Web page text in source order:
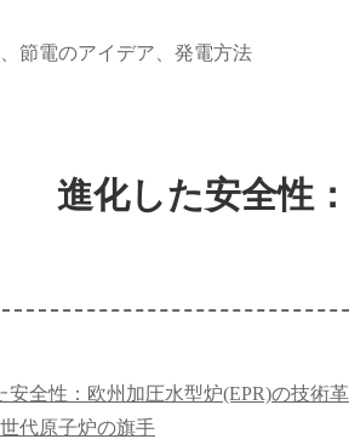
節電のアイデア、発電方法
進化した安全性
安全性：欧州加圧水型炉(EPR)の技術
代原子炉の旗手